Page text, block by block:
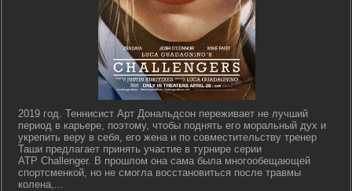
2019 год. Теннисист Арт Дональдсон переживает не лучший
период в карьере, поэтому, чтобы поднять его моральный дух и
укрепить веру в себя, его жена и по совместительству тренер
Таши предлагает принять участие в турнире серии
ATP Challenger. В прошлом она сама была многообещающей
спортсменкой, но не смогла восстановиться после травмы
колена,...